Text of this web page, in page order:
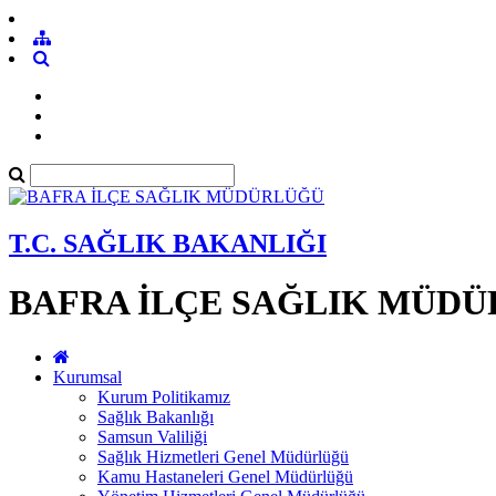
T.C. SAĞLIK BAKANLIĞI
BAFRA İLÇE SAĞLIK
Kurumsal
Kurum Politikamız
Sağlık Bakanlığı
Samsun Valiliği
Sağlık Hizmetleri Genel Müdürlüğü
Kamu Hastaneleri Genel Müdürlüğü